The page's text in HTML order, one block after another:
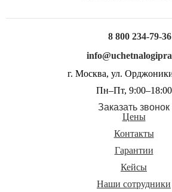
Цены
Контакты
Гарантии
Кейсы
Наши сотрудники
8 800 234-79-36
г. Москва, ул.
Пн–Пт, 9:00–18:00
Заказать звонок